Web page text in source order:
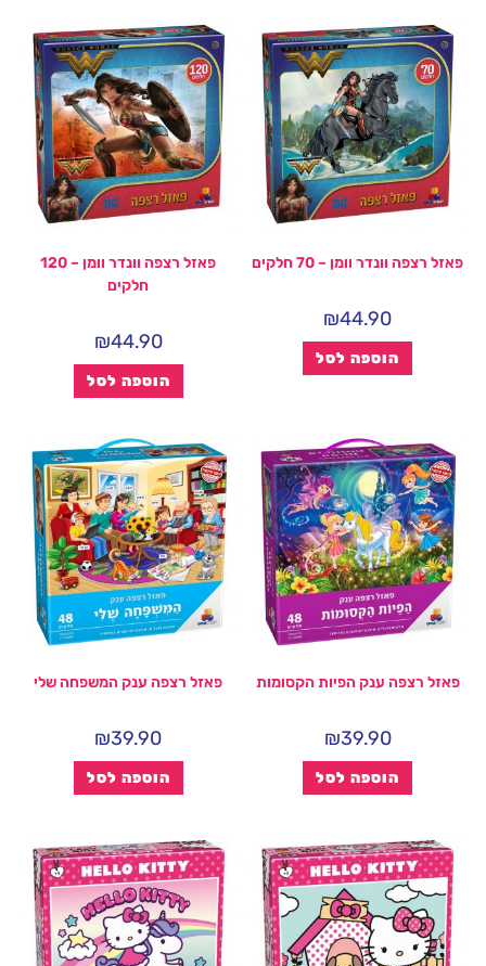
פאזל רצפה וונדר וומן – 70 חלקים
₪44.90
הוספה לסל
פאזל רצפה וונדר וומן – 120
חלקים
₪44.90
הוספה לסל
פאזל רצפה ענק הפיות הקסומות
₪39.90
הוספה לסל
פאזל רצפה ענק המשפחה שלי
₪39.90
הוספה לסל